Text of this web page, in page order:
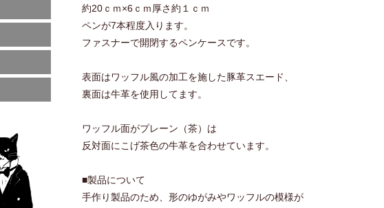
約20ｃｍ×6ｃｍ厚さ約１ｃｍ
ペンが7本程度入ります。
ファスナーで開閉するペンケースです。
表面はワッフル風の加工を施した豚革スエード、
裏面は牛革を使用してます。
ワッフル面がプレーン（茶）は
反対面にこげ茶色の牛革を合わせています。
■製品について
手作り製品のため、形のゆがみやワッフルの模様が